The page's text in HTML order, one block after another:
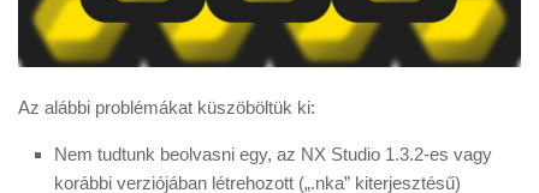
Az alábbi problémákat küszöböltük ki:
Nem tudtunk beolvasni egy, az NX Studio 1.3.2-es vagy
korábbi verziójában létrehozott („.nka” kiterjesztésű)